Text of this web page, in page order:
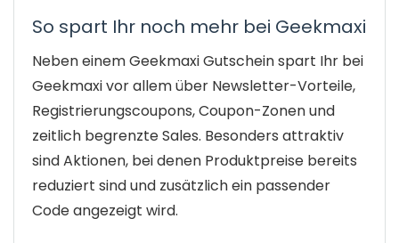
So spart Ihr noch mehr bei Geekmaxi
Neben einem Geekmaxi Gutschein spart Ihr bei
Geekmaxi vor allem über Newsletter-Vorteile,
Registrierungscoupons, Coupon-Zonen und
zeitlich begrenzte Sales. Besonders attraktiv
sind Aktionen, bei denen Produktpreise bereits
reduziert sind und zusätzlich ein passender
Code angezeigt wird.